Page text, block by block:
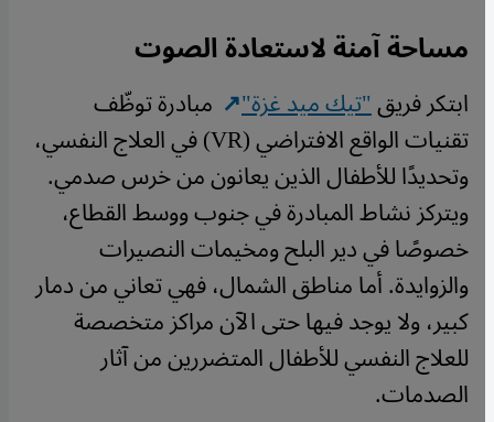
مساحة آمنة لاستعادة الصوت
ابتكر فريق"تيك ميد غزة" مبادرة توظّف
تقنيات الواقع الافتراضي (VR) في العلاج النفسي،
وتحديدًا للأطفال الذين يعانون من خرس صدمي.
ويتركز نشاط المبادرة في جنوب ووسط القطاع،
خصوصًا في دير البلح ومخيمات النصيرات
والزوايدة. أما مناطق الشمال، فهي تعاني من دمار
كبير، ولا يوجد فيها حتى الآن مراكز متخصصة
للعلاج النفسي للأطفال المتضررين من آثار
الصدمات.